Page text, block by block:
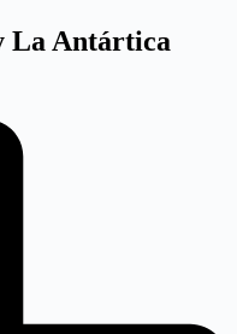
La Antártica